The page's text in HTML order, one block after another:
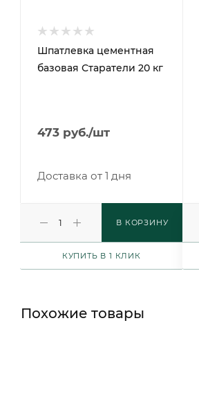
Шпатлевка цементная
базовая Старатели 20 кг
473 руб./шт
Доставка от 1 дня
В КОРЗИНУ
КУПИТЬ В 1 КЛИК
Похожие товары